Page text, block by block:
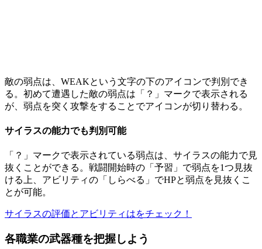
敵の弱点は、WEAKという文字の下のアイコンで判別でき
る。初めて遭遇した敵の弱点は「？」マークで表示される
が、弱点を突く攻撃をすることでアイコンが切り替わる。
サイラスの能力でも判別可能
「？」マークで表示されている弱点は、サイラスの能力で見
抜くことができる。戦闘開始時の「予習」で弱点を1つ見抜
ける上、アビリティの「しらべる」でHPと弱点を見抜くこ
とが可能。
サイラスの評価とアビリティはをチェック！
各職業の武器種を把握しよう